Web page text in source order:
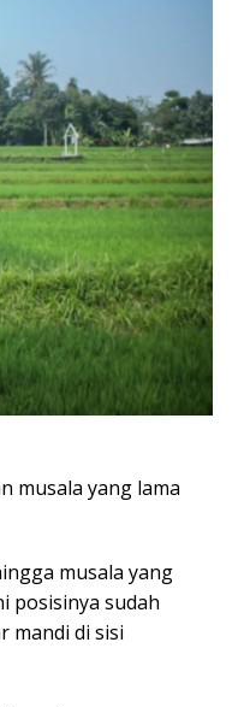
musala yang lama
musala yang
posisinya sudah
mandi di sisi